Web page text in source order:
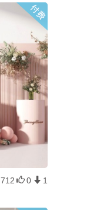
712 0 1